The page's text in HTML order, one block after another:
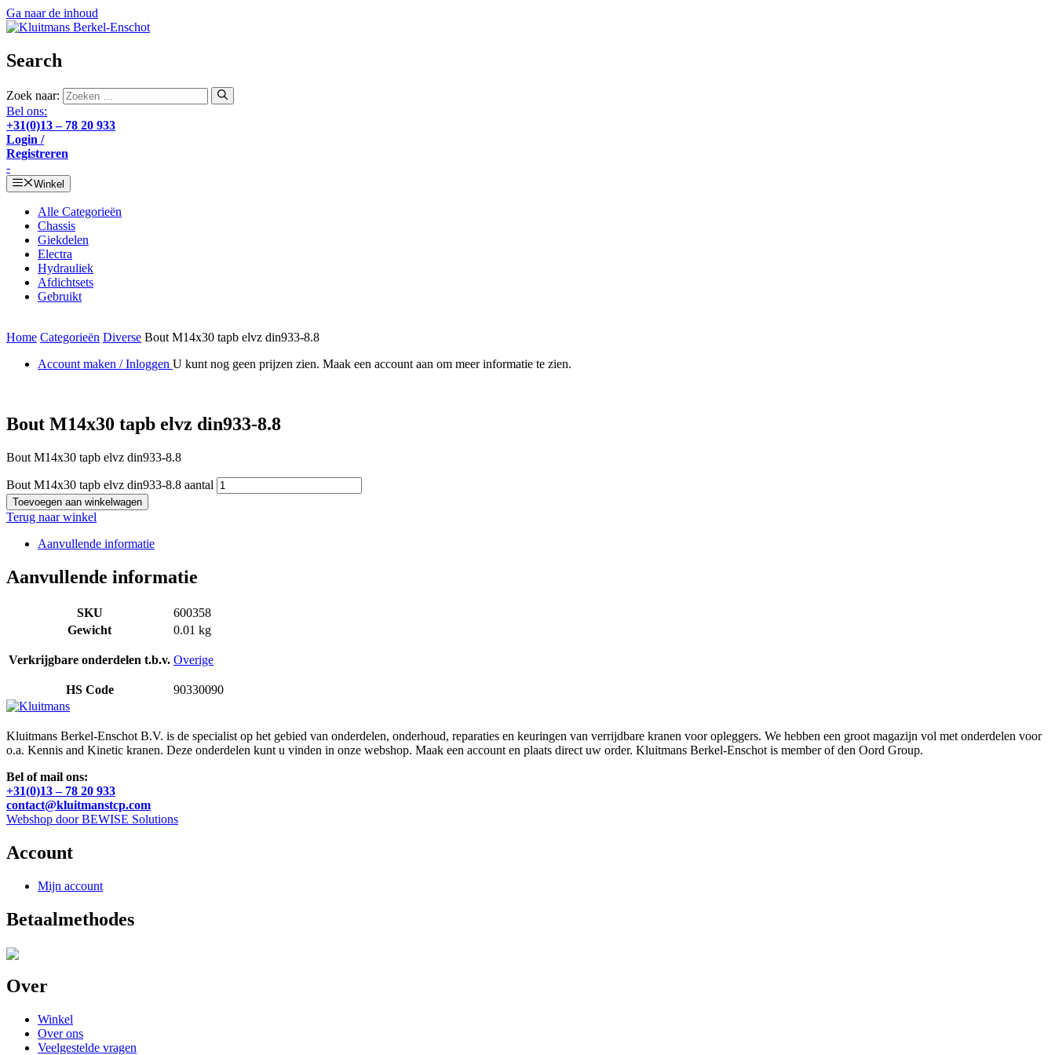
Ga naar de inhoud
Search
Zoek naar:
Bel ons:
+31(0)13 – 78 20 933
Login /
Registreren
-
Winkel
Alle Categorieën
Chassis
Giekdelen
Electra
Hydrauliek
Afdichtsets
Gebruikt
Home Categorieën Diverse Bout M14x30 tapb elvz din933-8.8
Account maken / Inloggen U kunt nog geen prijzen zien. Maak een account aan om meer informatie te zien.
Bout M14x30 tapb elvz din933-8.8
Bout M14x30 tapb elvz din933-8.8
Bout M14x30 tapb elvz din933-8.8 aantal
Toevoegen aan winkelwagen
Terug naar winkel
Aanvullende informatie
Aanvullende informatie
SKU
600358
Gewicht
0.01 kg
Verkrijgbare onderdelen t.b.v. Overige
HS Code 90330090
Kluitmans Berkel-Enschot B.V. is de specialist op het gebied van onderdelen, onderhoud, reparaties en keuringen van verrijdbare kranen voor opleggers. We hebben een groot magazijn vol met onderdelen voor
o.a. Kennis and Kinetic kranen. Deze onderdelen kunt u vinden in onze webshop. Maak een account en plaats direct uw order. Kluitmans Berkel-Enschot is member of den Oord Group.
Bel of mail ons:
+31(0)13 – 78 20 933
contact@kluitmanstcp.com
Webshop door BEWISE Solutions
Account
Mijn account
Betaalmethodes
Over
Winkel
Over ons
Veelgestelde vragen